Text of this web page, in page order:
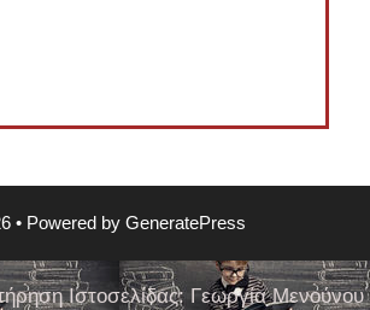
• Powered by GeneratePress
Ιστοσελίδας: Γεωργία Μενούνου